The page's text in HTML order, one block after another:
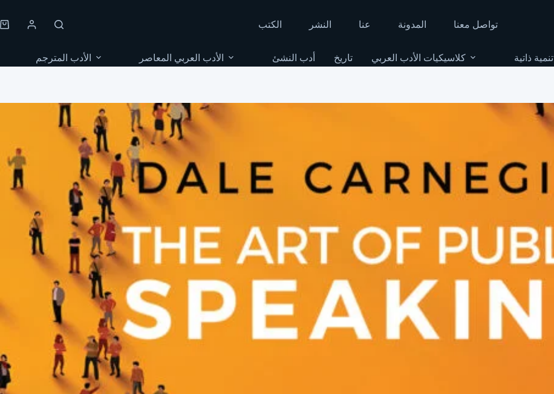
content
Shopping
الكتب النشر عنا المدونة تواصل معنا
الأدب المترجم الأدب العربي المعاصر أدب النشئ تاريخ كلاسيكيات الأدب العربي تنمية ذاتية